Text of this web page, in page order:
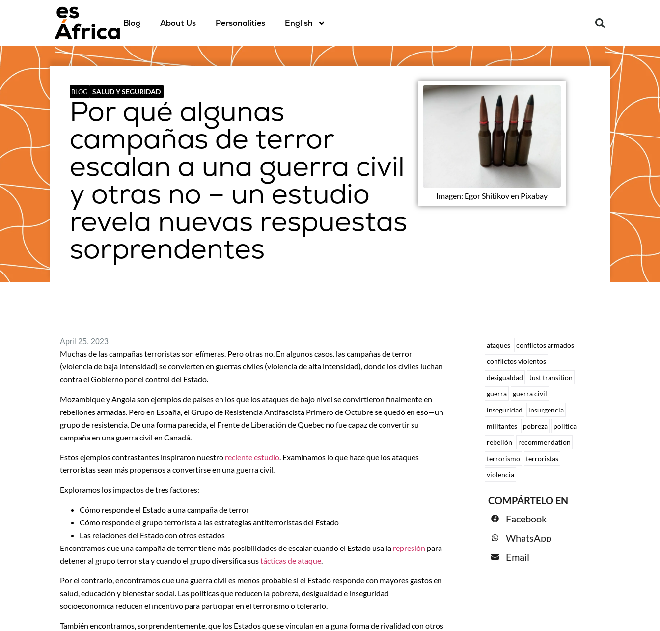
Blog About Us Personalities English
BLOG SALUD Y SEGURIDAD
Por qué algunas
campañas de terror
escalan a una guerra civil
y otras no – un estudio
revela nuevas respuestas
sorprendentes
Imagen: Egor Shitikov en Pixabay
April 25, 2023
Muchas de las campañas terroristas son efímeras. Pero otras no. En algunos casos, las campañas de terror
(violencia de baja intensidad) se convierten en guerras civiles (violencia de alta intensidad), donde los civiles luchan
contra el Gobierno por el control del Estado.
Mozambique y Angola son ejemplos de países en los que los ataques de bajo nivel se convirtieron finalmente en
rebeliones armadas. Pero en España, el Grupo de Resistencia Antifascista Primero de Octubre se quedó en eso—un
grupo de resistencia. De una forma parecida, el Frente de Liberación de Quebec no fue capaz de convertir su
campaña en una guerra civil en Canadá.
Estos ejemplos contrastantes inspiraron nuestro reciente estudio. Examinamos lo que hace que los ataques
terroristas sean más propensos a convertirse en una guerra civil.
Exploramos los impactos de tres factores:
Cómo responde el Estado a una campaña de terror
Cómo responde el grupo terrorista a las estrategias antiterroristas del Estado
Las relaciones del Estado con otros estados
Encontramos que una campaña de terror tiene más posibilidades de escalar cuando el Estado usa la represión para
detener al grupo terrorista y cuando el grupo diversifica sustácticas de ataque
Por el contrario, encontramos que una guerra civil es menos probable si el Estado responde con mayores gastos en
salud, educación y bienestar social. Las políticas que reducen la pobreza, desigualdad e inseguridad
socioeconómica reducen el incentivo para participar en el terrorismo o tolerarlo.
También encontramos, sorprendentemente, que los Estados que se vinculan en alguna forma de rivalidad con otros
ataques
conflictos armados
conflictos violentos
desigualdad
Just transition
guerra
guerra civil
inseguridad
insurgencia
militantes
pobreza
politica
rebelión
recommendation
terrorismo
terroristas
violencia
COMPÁRTELO EN
Facebook
WhatsApp
Email